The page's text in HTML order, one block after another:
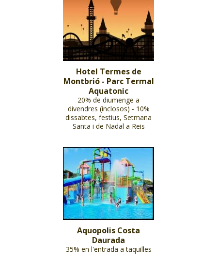
Hotel Termes de
Montbrió - Parc Termal
Aquatonic
20% de diumenge a
divendres (inclosos) - 10%
dissabtes, festius, Setmana
Santa i de Nadal a Reis
Aquopolis Costa
Daurada
35% en l'entrada a taquilles